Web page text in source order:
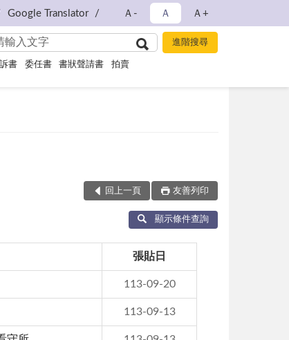
Google Translator Ａ- Ａ Ａ+
書 委任書 書狀聲請書 拍賣
回上一頁 友善列印
顯示條件查詢
張貼日
113-09-20
113-09-13